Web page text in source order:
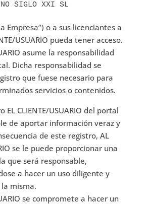
SIGLO XXI SL
Empresa”) o a sus licenciantes a
USUARIO pueda tener acceso.
asume la responsabilidad
Dicha responsabilidad se
que fuese necesario para
servicios o contenidos.
EL CLIENTE/USUARIO del portal
de aportar información veraz y
de este registro, AL
se le puede proporcionar una
que será responsable,
a hacer un uso diligente y
misma.
se compromete a hacer un